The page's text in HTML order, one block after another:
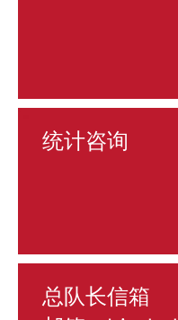
统计咨询
总队长信箱